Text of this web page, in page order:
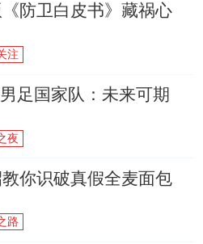
防卫白皮书》藏祸心
注
足国家队：未来可期
夜
你识破真假全麦面包
路